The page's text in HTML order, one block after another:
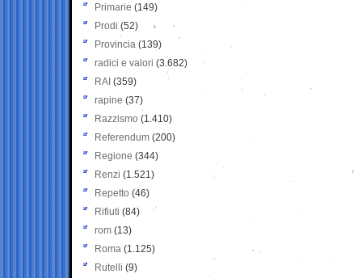
Primarie (149)
Prodi (52)
Provincia (139)
radici e valori (3.682)
RAI (359)
rapine (37)
Razzismo (1.410)
Referendum (200)
Regione (344)
Renzi (1.521)
Repetto (46)
Rifiuti (84)
rom (13)
Roma (1.125)
Rutelli (9)